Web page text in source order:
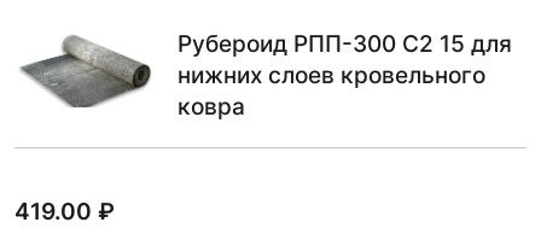
Рубероид РПП-300 С2 15 для
нижних слоев кровельного
ковра
419.00 ₽